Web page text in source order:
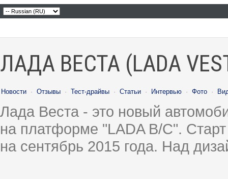
ЛАДА ВЕСТА (LADA
Новости · Отзывы · Тест-драйвы · Статьи · Интервью · Фото ·
Лада Веста - это новый
на платформе "LADA B/C".
на сентябрь 2015 года. Над